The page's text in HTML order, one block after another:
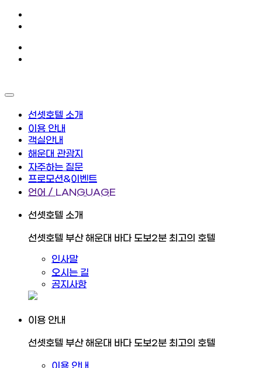
선셋호텔 소개
이용 안내
객실안내
해운대 관광지
자주하는 질문
프로모션&이벤트
언어 / LANGUAGE
선셋호텔 소개
선셋호텔 부산 해운대 바다 도보2분 최고의 호텔
인사말
오시는 길
공지사항
이용 안내
선셋호텔 부산 해운대 바다 도보2분 최고의 호텔